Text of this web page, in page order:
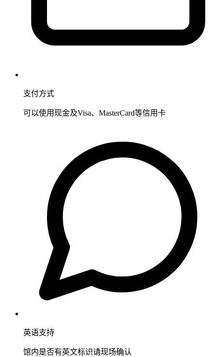
支付方式
可以使用现金及Visa、MasterCard等信用卡
英语支持
馆内是否有英文标识请现场确认